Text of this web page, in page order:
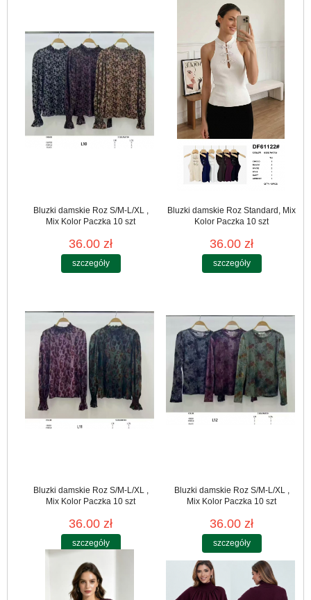
Bluzki damskie Roz S/M-L/XL ,
Mix Kolor Paczka 10 szt
36.00 zł
szczegóły
Bluzki damskie Roz Standard, Mix
Kolor Paczka 10 szt
36.00 zł
szczegóły
Bluzki damskie Roz S/M-L/XL ,
Mix Kolor Paczka 10 szt
36.00 zł
szczegóły
Bluzki damskie Roz S/M-L/XL ,
Mix Kolor Paczka 10 szt
36.00 zł
szczegóły